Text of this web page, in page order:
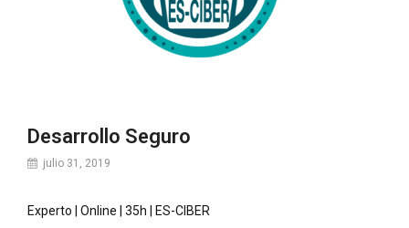
Desarrollo Seguro
julio 31, 2019
Experto | Online | 35h | ES-CIBER